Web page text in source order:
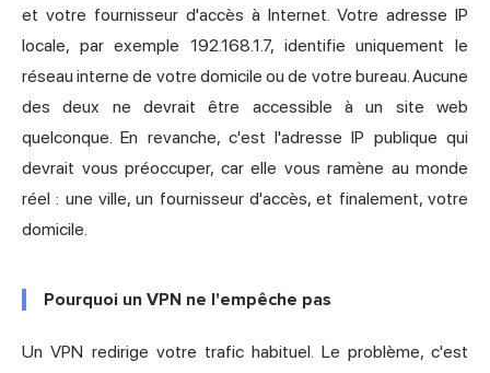
et votre fournisseur d'accès à Internet. Votre adresse IP
locale, par exemple 192.168.1.7, identifie uniquement le
réseau interne de votre domicile ou de votre bureau. Aucune
des deux ne devrait être accessible à un site web
quelconque. En revanche, c'est l'adresse IP publique qui
devrait vous préoccuper, car elle vous ramène au monde
réel : une ville, un fournisseur d'accès, et finalement, votre
domicile.
Pourquoi un VPN ne l'empêche pas
UnVPN redirige votre trafic habituel. Le problème, c'est